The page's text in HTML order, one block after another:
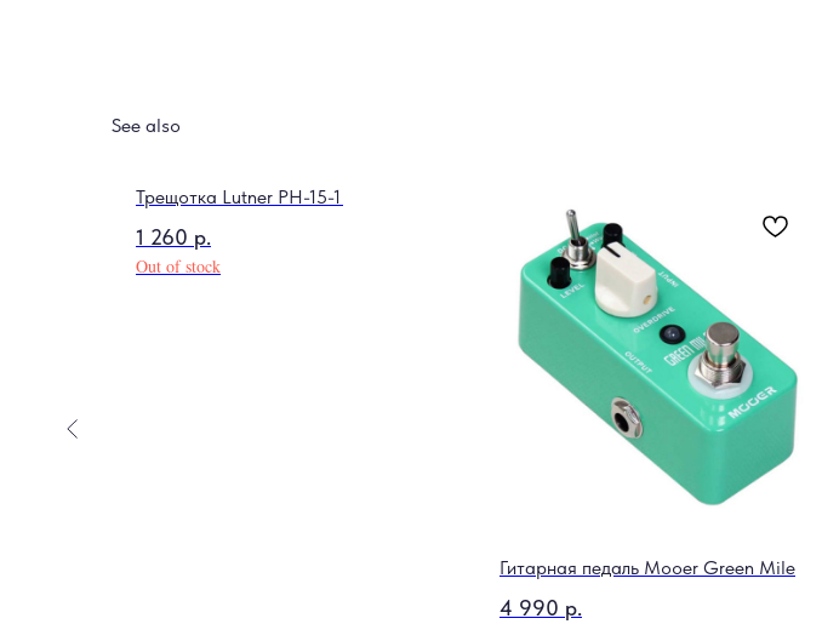
See also
Трещотка Lutner PH-15-1
1 260 р.
Out of stock
Гитарная педаль Mooer Green Mile
4 990 р.